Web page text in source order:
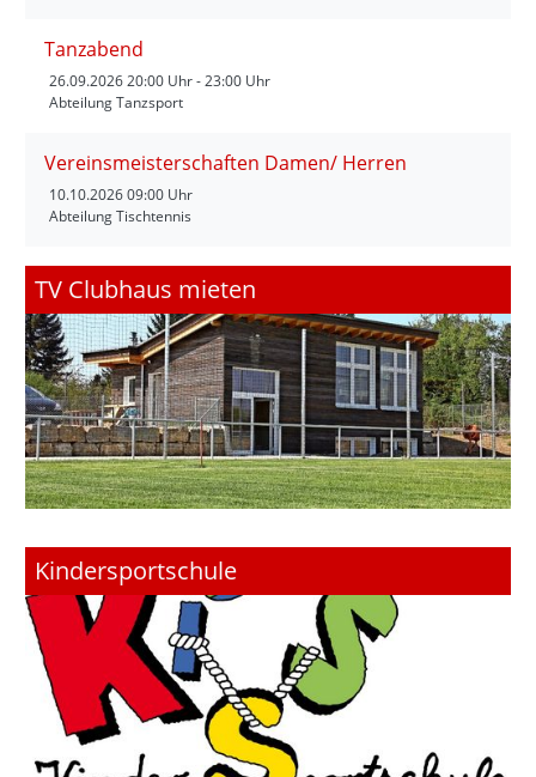
Tanzabend
26.09.202620:00 Uhr - 23:00 Uhr
Abteilung Tanzsport
Vereinsmeisterschaften Damen/ Herren
10.10.202609:00 Uhr
Abteilung Tischtennis
TV Clubhaus mieten
Kindersportschule